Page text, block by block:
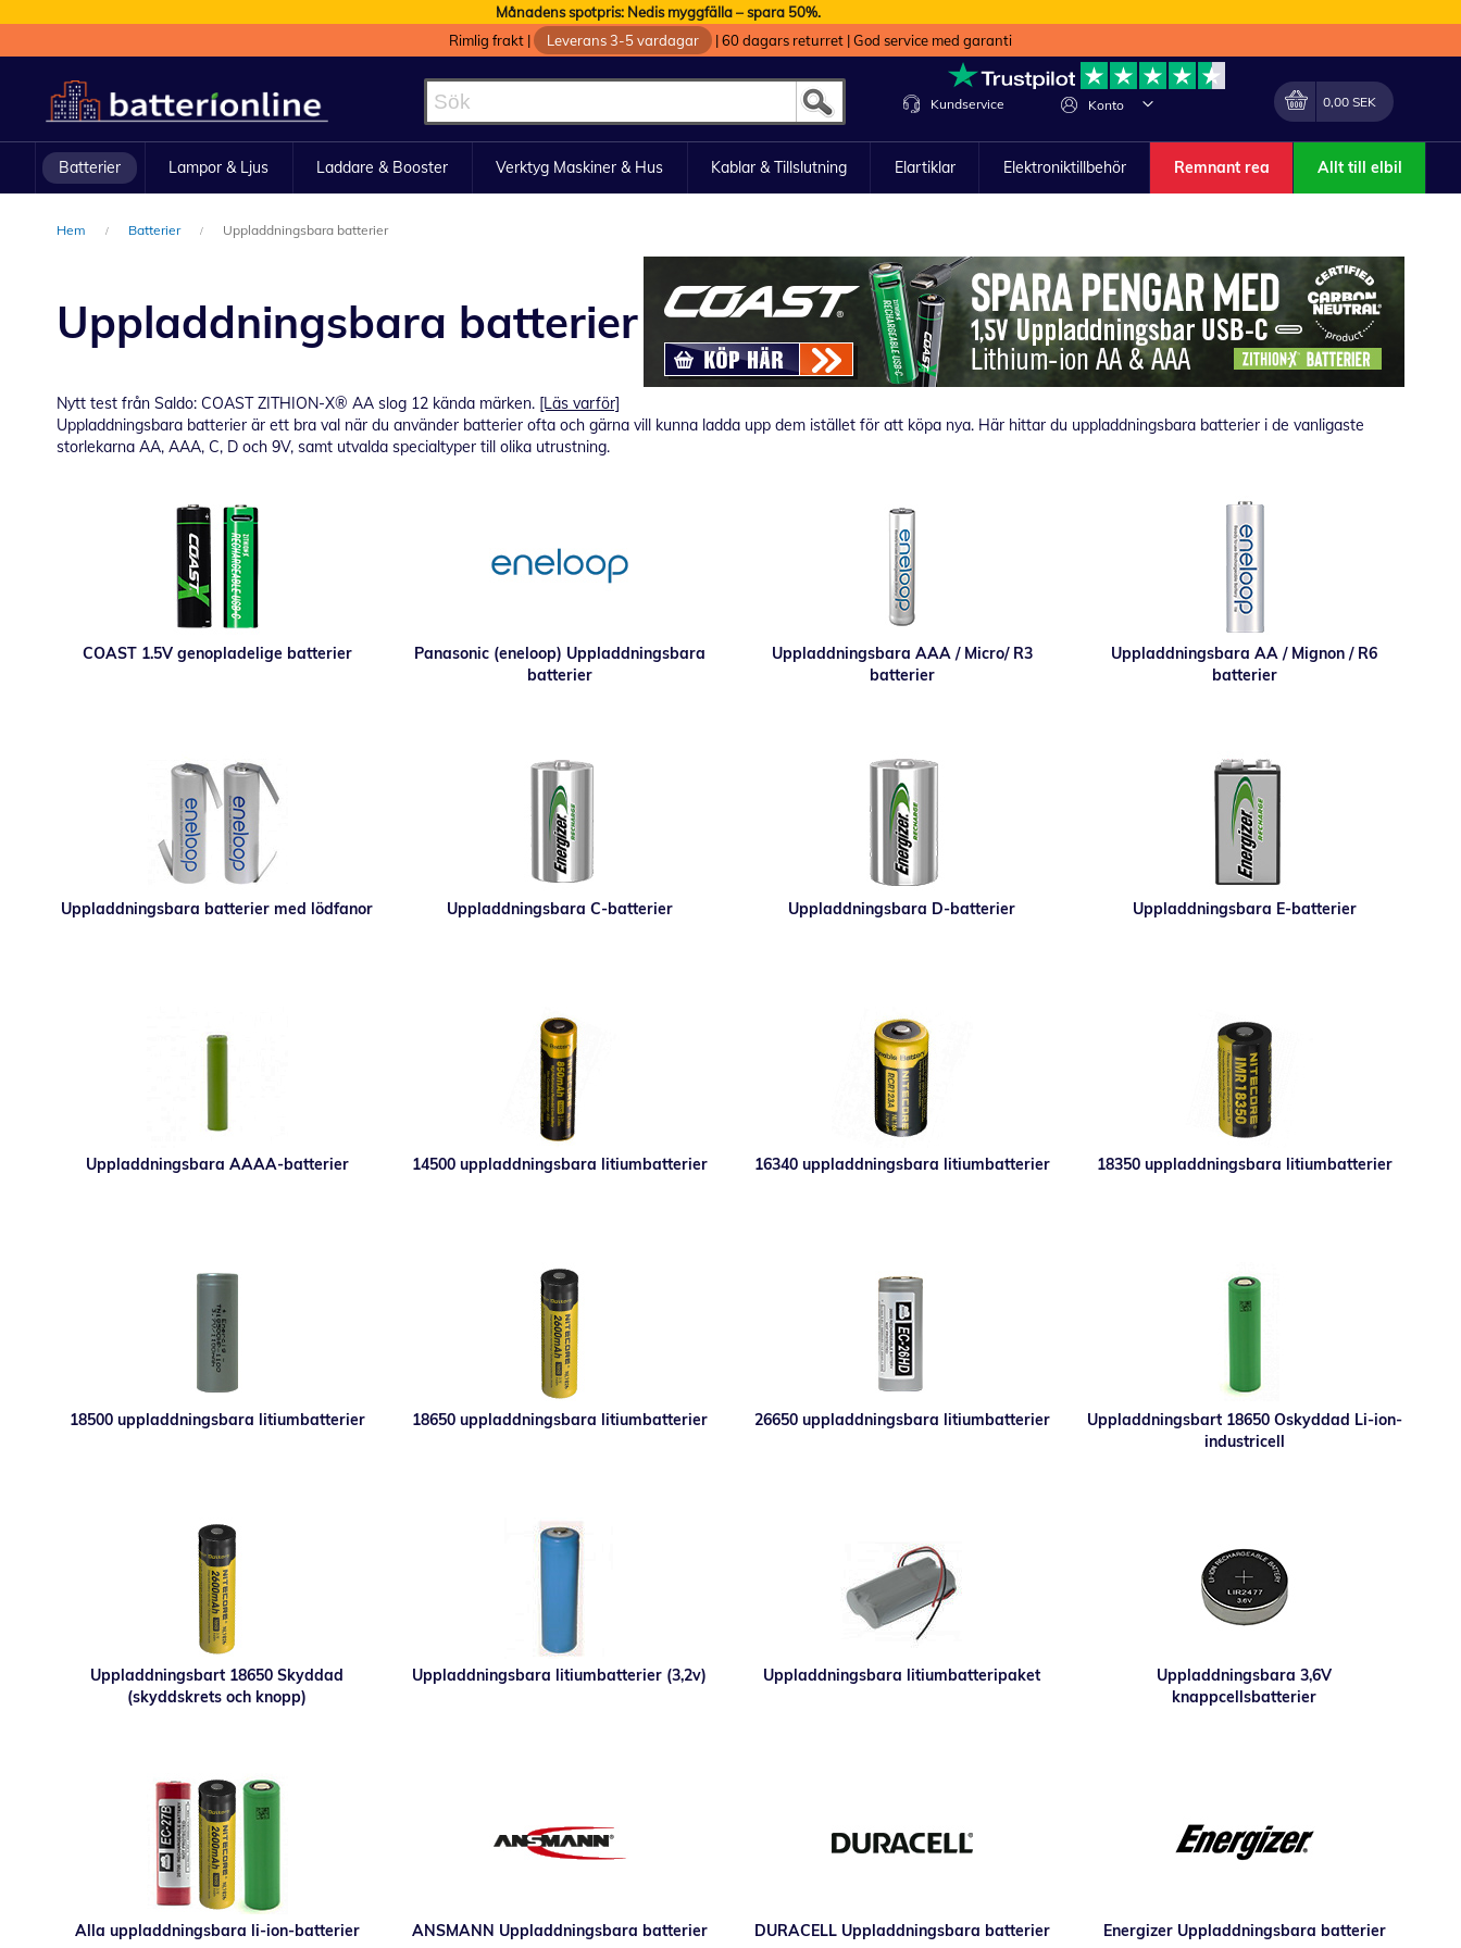
Månadens spotpris: Nedis myggfälla – spara 50%.
Rimlig frakt | Leverans 3-5 vardagar |60 dagars returret |God service med garanti
till
innehållet
Konto Förändra
Min kundvagn
0,00 SEK
Kundservice
Batterier Lampor & Ljus Laddare & Booster Verktyg Maskiner & Hus Kablar & Tillslutning Elartiklar Elektroniktillbehör Remnant rea Allt till elbil
Hem Batterier Uppladdningsbara batterier
Uppladdningsbara batterier
Nytt test från Saldo: COAST ZITHION-X® AA slog 12 kända märken. [Läs varför]
Uppladdningsbara batterier är ett bra val när du använder batterier ofta och gärna vill kunna ladda upp dem istället för att köpa nya. Här hittar du uppladdningsbara batterier i de vanligaste
storlekarna AA, AAA, C, D och 9V, samt utvalda specialtyper till olika utrustning.
COAST 1.5V genopladelige batterier
Panasonic (eneloop) Uppladdningsbara
batterier
Uppladdningsbara AAA / Micro/ R3
batterier
Uppladdningsbara AA / Mignon / R6
batterier
Uppladdningsbara batterier med lödfanor Uppladdningsbara C-batterier Uppladdningsbara D-batterier Uppladdningsbara E-batterier
Uppladdningsbara AAAA-batterier 14500 uppladdningsbara litiumbatterier 16340 uppladdningsbara litiumbatterier 18350 uppladdningsbara litiumbatterier
18500 uppladdningsbara litiumbatterier 18650 uppladdningsbara litiumbatterier 26650 uppladdningsbara litiumbatterier
Uppladdningsbart 18650 Oskyddad Li-ion-
industricell
Uppladdningsbart 18650 Skyddad
(skyddskrets och knopp)
Uppladdningsbara litiumbatterier (3,2v) Uppladdningsbara litiumbatteripaket
Uppladdningsbara 3,6V
knappcellsbatterier
Alla uppladdningsbara li-ion-batterier ANSMANN Uppladdningsbara batterier DURACELL Uppladdningsbara batterier Energizer Uppladdningsbara batterier